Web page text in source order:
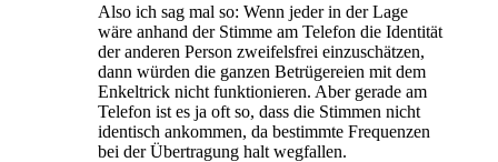
Also ich sag mal so: Wenn jeder in der Lage
wäre anhand der Stimme am Telefon die Identität
der anderen Person zweifelsfrei einzuschätzen,
dann würden die ganzen Betrügereien mit dem
Enkeltrick nicht funktionieren. Aber gerade am
Telefon ist es ja oft so, dass die Stimmen nicht
identisch ankommen, da bestimmte Frequenzen
bei der Übertragung halt wegfallen.